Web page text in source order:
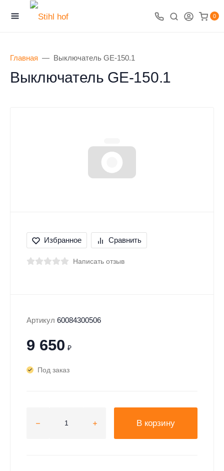
0
Главная Выключатель GE-150.1
Выключатель GE-150.1
Избранное Сравнить
Написать отзыв
Артикул 60084300506
9 650 ₽
Под заказ
В корзину